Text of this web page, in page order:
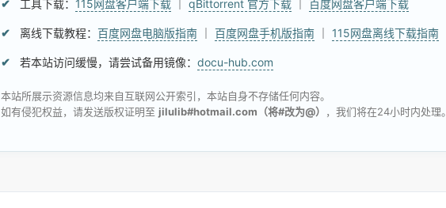
工具下载： 115网盘客户端下载 qBittorrent 官方下载 百度网盘客户端下载
离线下载教程： 百度网盘电脑版指南 百度网盘手机版指南 115网盘离线下载指南
若本站访问缓慢，请尝试备用镜像： docu-hub.com
本站所展示资源信息均来自互联网公开索引，本站自身不存储任何内容。
如有侵犯权益，请发送版权证明至 jilulib#hotmail.com（将#改为@） ，我们将在24小时内处理。